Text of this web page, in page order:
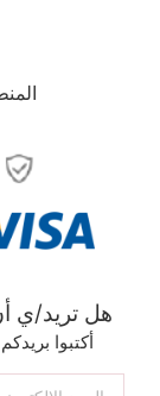
هل تريد/ي
أكتبوا